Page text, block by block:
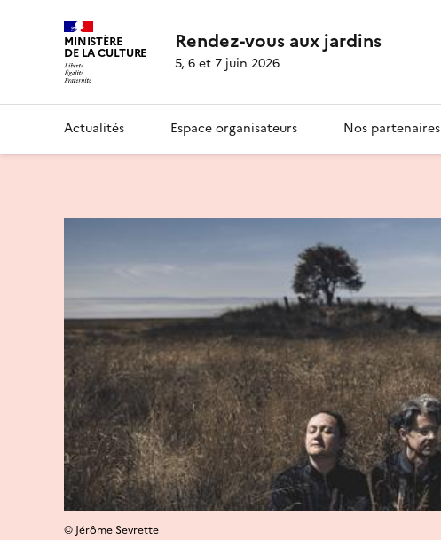
MINISTÈRE
DE LA CULTURE Rendez-vous aux jardins
5, 6 et 7 juin 2026
Actualités Espace organisateurs Nos partenaires
© Jérôme Sevrette